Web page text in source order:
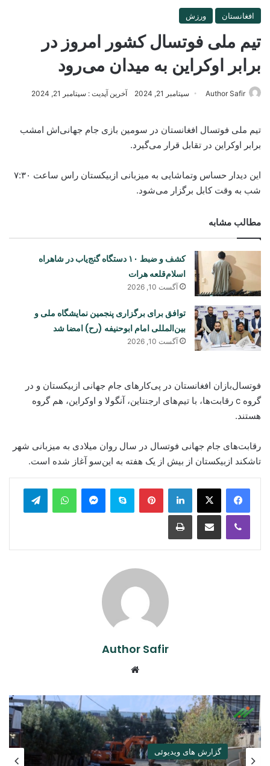
افغانستان ورزش
تیم ملی فوتسال کشور امروز در
برابر اوکراین به میدان می‌رود
Author Safir سپتامبر 21, 2024 آخرین آپدیت : سپتامبر 21, 2024
تیم ملی فوتسال افغانستان در سومین بازی جام جهانی‌اش امشب
برابر اوکراین در تقابل قرار می‌گیرد.
این دیدار حساس وتماشایی به میزبانی ازبیکستان راس ساعت ۷:۳۰
شب به وقت کابل برگزار می‌شود.
مطالب مشابه
کشف و ضبط ۱۰ دستگاه گنج‌یاب در شاهراه
اسلام‌قلعه هرات
آگست 10, 2026
توافق برای برگزاری پنجمین نمایشگاه ملی و
بین‌المللی امام ابوحنیفه (رح) امضا شد
آگست 10, 2026
فوتسال‌بازان افغانستان در پی‌کارهای جام جهانی ازبیکستان و در
گروه c رقابت‌ها، با تیم‌های ارجنتاین، آنگولا و اوکراین، هم گروه
هستند.
رقابت‌های جام جهانی فوتسال در سال روان میلادی به میزبانی شهر
تاشکند ازبیکستان از بیش از یک هفته به این‌سو آغاز شده است.
LinkedIn
Pinterest
Skype
Messenger
WhatsApp
Viber
Share via Email
Print
Author Safir
گزارش های ویدیوئی